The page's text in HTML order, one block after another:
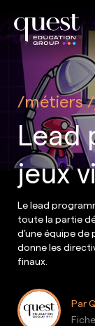
métiers
Lead
jeux
Le lead
toute la partie
d’une équipe
donne les
finaux.
Par